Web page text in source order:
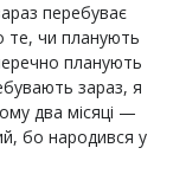
перебуває
те, чи планують
планують
зараз, я
два місяці —
бо народився у